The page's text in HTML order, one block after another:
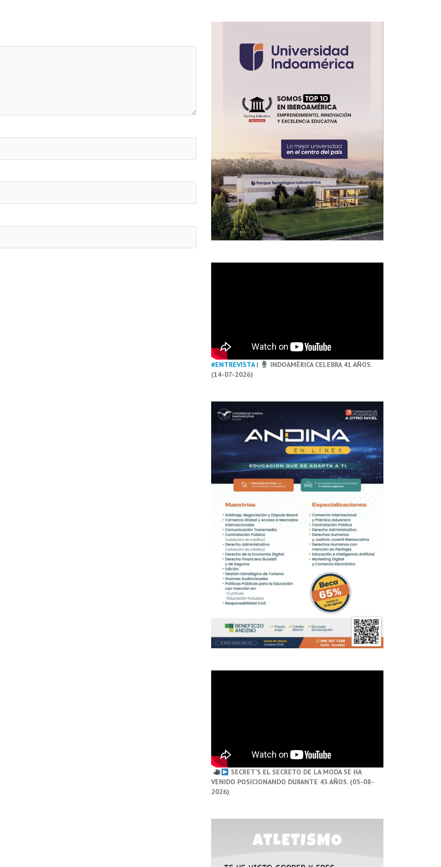
#ENTREVISTA|
INDOAMÉRICA CELEBRA 41 AÑOS.
(14-07-2026)
SECRET’S EL SECRETO DE LA MODA SE HA
VENIDO POSICIONANDO DURANTE 43 AÑOS. (05-08-
2026)